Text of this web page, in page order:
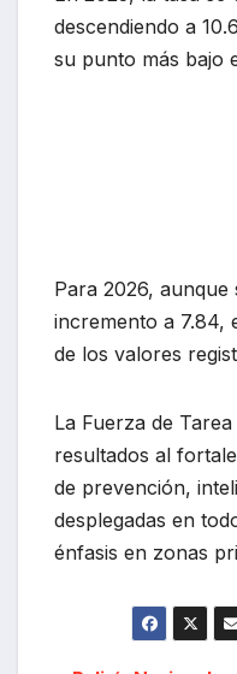
descendiendo a
su punto más bajo
Para 2026,
incremento a 7.84,
de los valores
La Fuerza de
resultados al
de prevención,
desplegadas en
énfasis en zonas